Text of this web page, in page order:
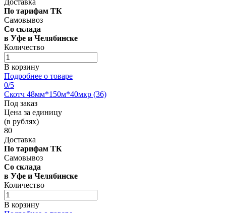
По тарифам ТК
Самовывоз
Со склада
в Уфе и Челябинске
Количество
В корзину
Подробнее о товаре
0/5
Скотч 48мм*150м*40мкр (36)
Под заказ
Цена за единицу
(в рублях)
80
Доставка
По тарифам ТК
Самовывоз
Со склада
в Уфе и Челябинске
Количество
В корзину